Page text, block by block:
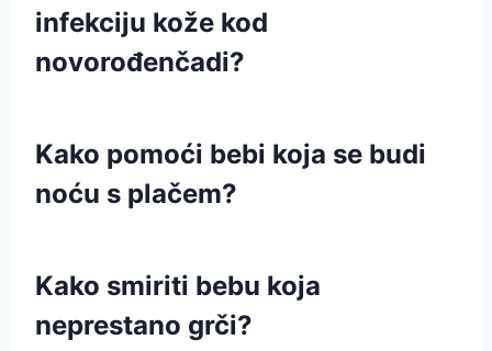
infekciju kože kod
novorođenčadi?
Kako pomoći bebi koja se budi
noću s plačem?
Kako smiriti bebu koja
neprestano grči?